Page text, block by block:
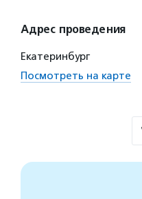
Адрес проведения
Екатеринбург
Посмотреть на карте